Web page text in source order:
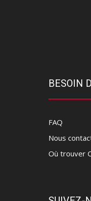
BESOIN
FAQ
Nous
Où trouver